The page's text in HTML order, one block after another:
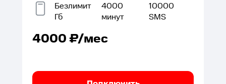
Безлимит
Гб
4000
минут
10000
SMS
4000₽/мес